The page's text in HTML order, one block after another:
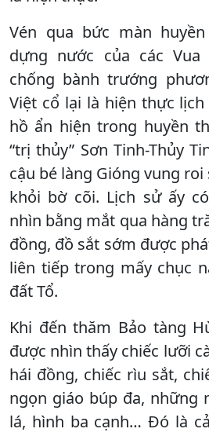
Vén qua bức màn
dựng nước của các
chống bành trướng
Việt cổ lại là hiện thực
hồ ẩn hiện trong huyền
“trị thủy” Sơn Tinh-Thủy
cậu bé làng Gióng vung
khỏi bờ cõi. Lịch sử ấy
nhìn bằng mắt qua hàng
đồng, đồ sắt sớm được
liên tiếp trong mấy chục
đất Tổ.
Khi đến thăm Bảo tàng
được nhìn thấy chiếc lưỡi
hái đồng, chiếc rìu sắt,
ngọn giáo búp đa, những
lá, hình ba cạnh… Đó là